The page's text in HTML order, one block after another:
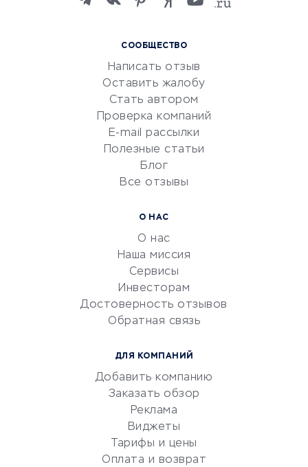
Маркетинг и продажи
Репетиторство
Красота и здоровье
Сервисы по поиску работы
Сетевой маркетинг
УСЛУГИ ДЛЯ БИЗНЕСА
документооборот
Юридические компании
Бухгалтерия онлайн
СООБЩЕСТВО
Написать отзыв
Оставить жалобу
Стать автором
Проверка компаний
E-mail рассылки
Полезные статьи
Блог
Все отзывы
О НАС
О нас
Наша миссия
Сервисы
Инвесторам
Достоверность отзывов
Обратная связь
ДЛЯ КОМПАНИЙ
Добавить компанию
Заказать обзор
Реклама
Виджеты
Тарифы и цены
Оплата и возврат